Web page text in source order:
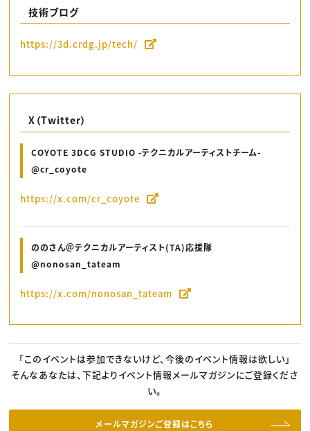
技術ブログ
https://3d.crdg.jp/tech/
X（Twitter）
COYOTE 3DCG STUDIO -テクニカルアーティストチーム-
@cr_coyote
https://x.com/cr_coyote
ののさん＠テクニカルアーティスト(TA)応援隊
@nonosan_tateam
https://x.com/nonosan_tateam
「このイベントは参加できないけど、今後のイベント情報は欲しい」
そんなあなたは、下記よりイベント情報メールマガジンにご登録くださ
い。
メールマガジンご登録はこちら